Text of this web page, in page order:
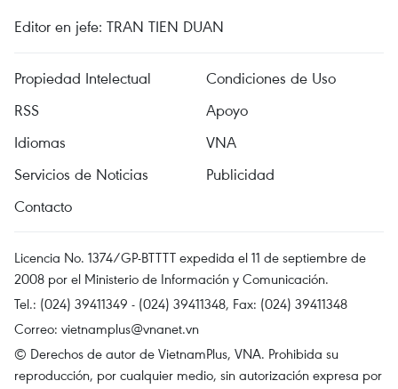
Editor en jefe: TRAN TIEN DUAN
Propiedad Intelectual
Condiciones de Uso
RSS
Apoyo
Idiomas
VNA
Servicios de Noticias
Publicidad
Contacto
Licencia No. 1374/GP-BTTTT expedida el 11 de septiembre de
2008 por el Ministerio de Información y Comunicación.
Tel.: (024) 39411349 - (024) 39411348, Fax: (024) 39411348
Correo: vietnamplus@vnanet.vn
© Derechos de autor de VietnamPlus, VNA. Prohibida su
reproducción, por cualquier medio, sin autorización expresa por